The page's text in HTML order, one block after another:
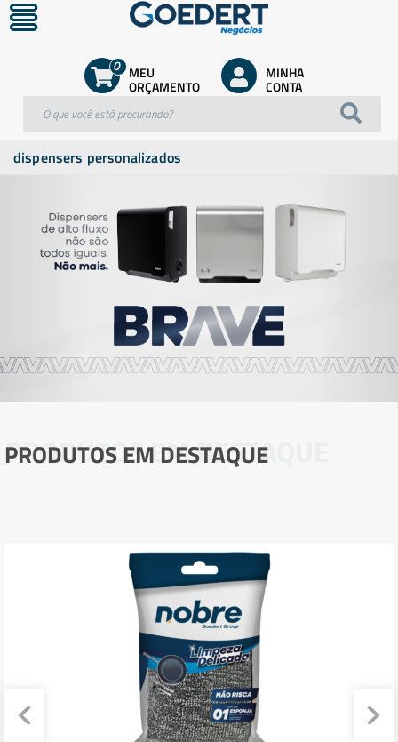
MEU
ORÇAMENTO
0 MINHA
CONTA
dispensers personalizados
PRODUTOS EM DESTAQUE
PRODUTOS EM DESTAQUE